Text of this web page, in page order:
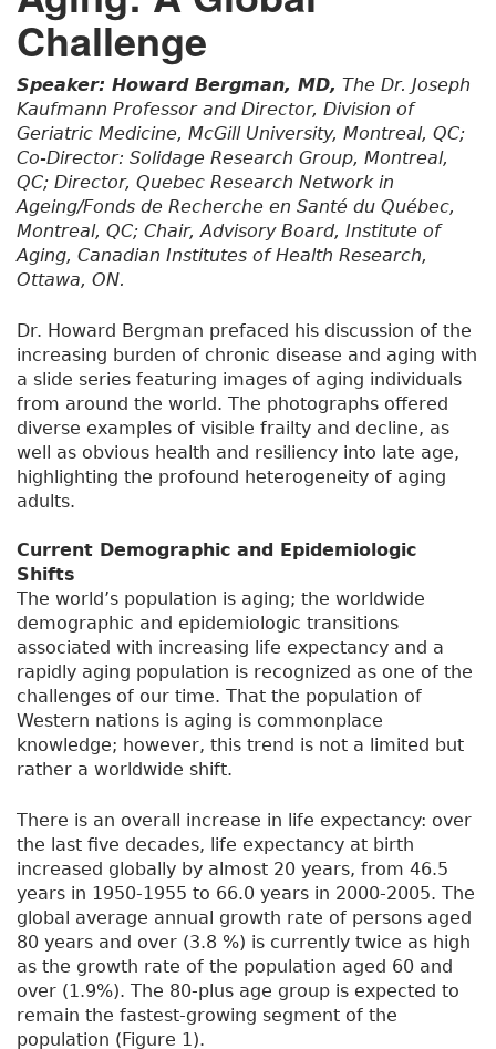
Challenge
Speaker: Howard Bergman, MD, The Dr. Joseph
Kaufmann Professor and Director, Division of
Geriatric Medicine, McGill University, Montreal, QC;
Co-Director: Solidage Research Group, Montreal,
QC; Director, Quebec Research Network in
Ageing/Fonds de Recherche en Santé du Québec,
Montreal, QC; Chair, Advisory Board, Institute of
Aging, Canadian Institutes of Health Research,
Ottawa, ON.
Dr. Howard Bergman prefaced his discussion of the
increasing burden of chronic disease and aging with
a slide series featuring images of aging individuals
from around the world. The photographs offered
diverse examples of visible frailty and decline, as
well as obvious health and resiliency into late age,
highlighting the profound heterogeneity of aging
adults.
Current Demographic and Epidemiologic
Shifts
The world’s population is aging; the worldwide
demographic and epidemiologic transitions
associated with increasing life expectancy and a
rapidly aging population is recognized as one of the
challenges of our time. That the population of
Western nations is aging is commonplace
knowledge; however, this trend is not a limited but
rather a worldwide shift.
There is an overall increase in life expectancy: over
the last five decades, life expectancy at birth
increased globally by almost 20 years, from 46.5
years in 1950-1955 to 66.0 years in 2000-2005. The
global average annual growth rate of persons aged
80 years and over (3.8 %) is currently twice as high
as the growth rate of the population aged 60 and
over (1.9%). The 80-plus age group is expected to
remain the fastest-growing segment of the
population (Figure 1).